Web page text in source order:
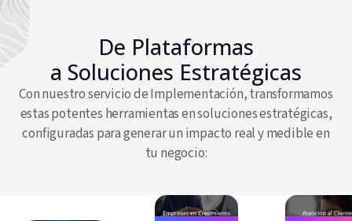
De Plataformas
a Soluciones Estratégicas
Con nuestro servicio de Implementación, transformamos
estas potentes herramientas en soluciones estratégicas,
configuradas para generar un impacto real y medible en
tu negocio: